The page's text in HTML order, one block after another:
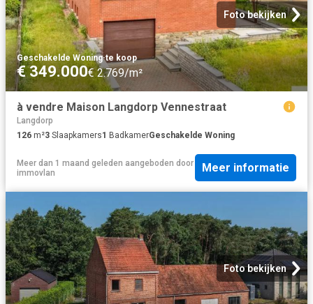
Foto bekijken
Geschakelde Woning·te koop
€ 349.000€ 2.769/m²
à vendre Maison Langdorp Vennestraat
Langdorp
126 m²3 Slaapkamers1 BadkamerGeschakelde Woning
Meer dan 1 maand geleden aangeboden door
immovlan
Meer informatie
Foto bekijken